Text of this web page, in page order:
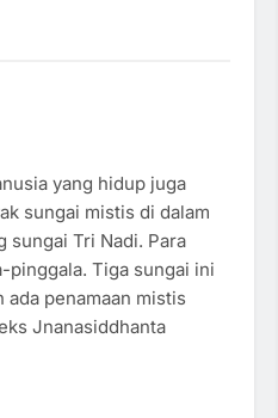
yang hidup juga
sungai mistis di dalam
sungai Tri Nadi. Para
pinggala. Tiga sungai ini
penamaan mistis
Jnanasiddhanta